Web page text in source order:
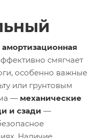
амортизационная
смягчает
особенно важные
или грунтовым
— механические
и сзади —